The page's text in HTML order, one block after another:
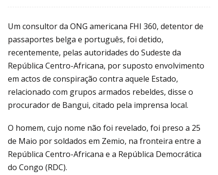
Um consultor da ONG americana FHI 360, detentor de
passaportes belga e português, foi detido,
recentemente, pelas autoridades do Sudeste da
República Centro-Africana, por suposto envolvimento
em actos de conspiração contra aquele Estado,
relacionado com grupos armados rebeldes, disse o
procurador de Bangui, citado pela imprensa local.
O homem, cujo nome não foi revelado, foi preso a 25
de Maio por soldados em Zemio, na fronteira entre a
República Centro-Africana e a República Democrática
do Congo (RDC).